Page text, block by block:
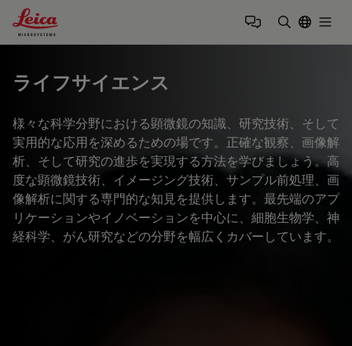
Leica Microsystems Logo
ライフサイエンス
様々な科学分野における顕微鏡の知識、研究技術、そして
実用的な応用を深めるための場です。正確な観察、画像解
析、そして研究の進歩を実現する方法を学びましょう。高
度な顕微鏡技術、イメージング技術、サンプル前処理、画
像解析に関する専門的な知見を提供します。最先端のアプ
リケーションやイノベーションを中心に、細胞生物学、神
経科学、がん研究などの分野を幅広くカバーしています。